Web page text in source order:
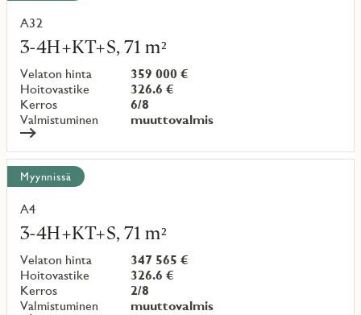
A32
3-4H+KT+S, 71 m²
Velaton hinta
359 000 €
Hoitovastike
326.6 €
Kerros
6/8
Valmistuminen
muuttovalmis
Lue
lisää
kohteesta
Myynnissä
A4
3-4H+KT+S, 71 m²
Velaton hinta
347 565 €
Hoitovastike
326.6 €
Kerros
2/8
Valmistuminen
muuttovalmis
Lue
lisää
kohteesta